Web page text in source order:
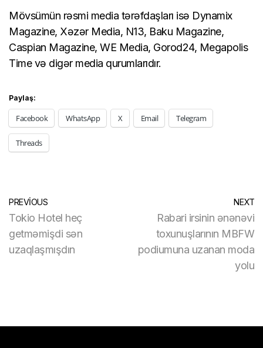
Mövsümün rəsmi media tərəfdaşları isə Dynamix
Magazine, Xəzər Media, N13, Baku Magazine,
Caspian Magazine, WE Media, Gorod24, Megapolis
Time və digər media qurumlarıdır.
Paylaş:
Facebook WhatsApp X Email Telegram
Threads
PREVIOUS
Tokio Hotel heç
getməmişdi sən
uzaqlaşmışdın
NEXT
Rabari irsinin ənənəvi
toxunuşlarının MBFW
podiumuna uzanan moda
yolu